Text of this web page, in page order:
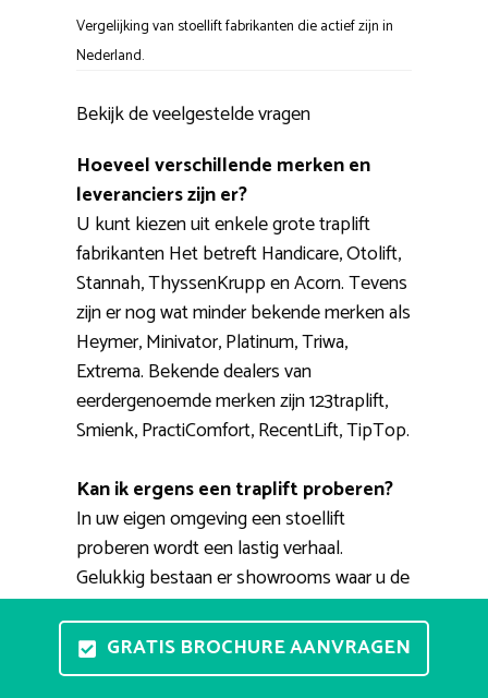
Vergelijking van stoellift fabrikanten die actief zijn in
Nederland.
Bekijk de veelgestelde vragen
Hoeveel verschillende merken en
leveranciers zijn er?
U kunt kiezen uit enkele grote traplift
fabrikanten Het betreft Handicare, Otolift,
Stannah, ThyssenKrupp en Acorn. Tevens
zijn er nog wat minder bekende merken als
Heymer, Minivator, Platinum, Triwa,
Extrema. Bekende dealers van
eerdergenoemde merken zijn 123traplift,
Smienk, PractiComfort, RecentLift, TipTop.
Kan ik ergens een traplift proberen?
In uw eigen omgeving een stoellift
proberen wordt een lastig verhaal.
Gelukkig bestaan er showrooms waar u de
modellen kunt bekijken en waar u de
bediening eens zelf kunt uitproberen. Een
productspecialist kan u helpen met het
GRATIS BROCHURE AANVRAGEN